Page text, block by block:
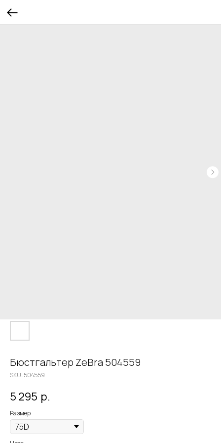
Бюстгальтер ZeBra 504559
SKU: 504559
5 295 р.
Размер